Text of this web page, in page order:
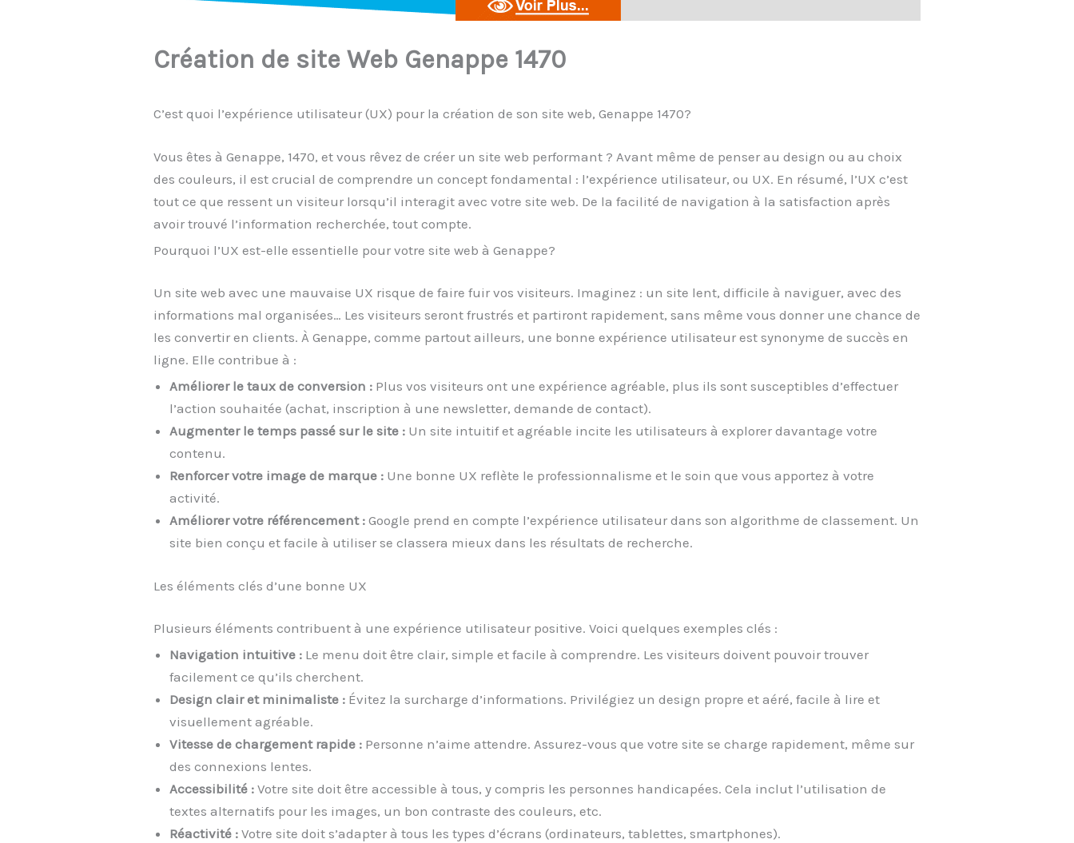
Création de site Web Genappe 1470
C’est quoi l’expérience utilisateur (UX) pour la création de son site web, Genappe 1470?
Vous êtes à Genappe, 1470, et vous rêvez de créer un site web performant ? Avant même de penser au design ou au choix
des couleurs, il est crucial de comprendre un concept fondamental : l’expérience utilisateur, ou UX. En résumé, l’UX c’est
tout ce que ressent un visiteur lorsqu’il interagit avec votre site web. De la facilité de navigation à la satisfaction après
avoir trouvé l’information recherchée, tout compte.
Pourquoi l’UX est-elle essentielle pour votre site web à Genappe?
Un site web avec une mauvaise UX risque de faire fuir vos visiteurs. Imaginez : un site lent, difficile à naviguer, avec des
informations mal organisées… Les visiteurs seront frustrés et partiront rapidement, sans même vous donner une chance de
les convertir en clients. À Genappe, comme partout ailleurs, une bonne expérience utilisateur est synonyme de succès en
ligne. Elle contribue à :
Améliorer le taux de conversion : Plus vos visiteurs ont une expérience agréable, plus ils sont susceptibles d’effectuer
l’action souhaitée (achat, inscription à une newsletter, demande de contact).
Augmenter le temps passé sur le site : Un site intuitif et agréable incite les utilisateurs à explorer davantage votre
contenu.
Renforcer votre image de marque : Une bonne UX reflète le professionnalisme et le soin que vous apportez à votre
activité.
Améliorer votre référencement : Google prend en compte l’expérience utilisateur dans son algorithme de classement. Un
site bien conçu et facile à utiliser se classera mieux dans les résultats de recherche.
Les éléments clés d’une bonne UX
Plusieurs éléments contribuent à une expérience utilisateur positive. Voici quelques exemples clés :
Navigation intuitive : Le menu doit être clair, simple et facile à comprendre. Les visiteurs doivent pouvoir trouver
facilement ce qu’ils cherchent.
Design clair et minimaliste : Évitez la surcharge d’informations. Privilégiez un design propre et aéré, facile à lire et
visuellement agréable.
Vitesse de chargement rapide : Personne n’aime attendre. Assurez-vous que votre site se charge rapidement, même sur
des connexions lentes.
Accessibilité : Votre site doit être accessible à tous, y compris les personnes handicapées. Cela inclut l’utilisation de
textes alternatifs pour les images, un bon contraste des couleurs, etc.
Réactivité : Votre site doit s’adapter à tous les types d’écrans (ordinateurs, tablettes, smartphones).